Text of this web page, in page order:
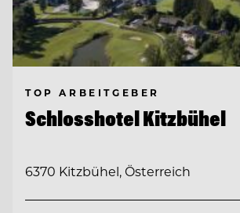
TOP ARBEITGEBER
Schlosshotel Kitzbühel
6370 Kitzbühel, Österreich